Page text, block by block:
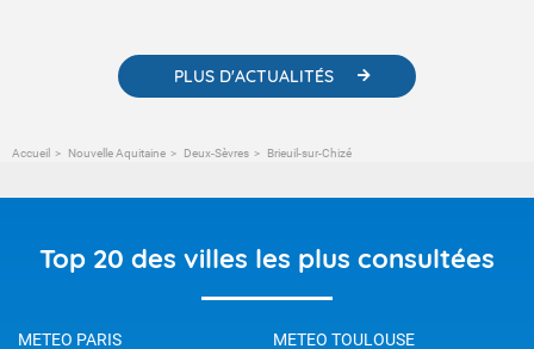
PLUS D'ACTUALITÉS
Accueil Nouvelle Aquitaine Deux-Sèvres Brieuil-sur-Chizé
Top 20 des villes les plus consultées
METEO PARIS
METEO TOULOUSE